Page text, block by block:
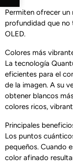
Permiten ofrecer
profundidad que no
OLED.
Colores más
La tecnología
eficientes para el
de la imagen. A su
obtener blancos
colores ricos,
Principales
Los puntos
pequeños. Cuando
color afinado